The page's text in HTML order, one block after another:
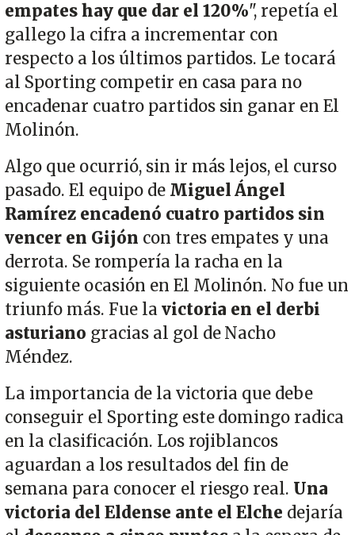
empates hay que dar el 120%", repetía el
gallego la cifra a incrementar con
respecto a los últimos partidos. Le tocará
al Sporting competir en casa para no
encadenar cuatro partidos sin ganar en El
Molinón.
Algo que ocurrió, sin ir más lejos, el curso
pasado. El equipo de Miguel Ángel
Ramírez encadenó cuatro partidos sin
vencer en Gijón con tres empates y una
derrota. Se rompería la racha en la
siguiente ocasión en El Molinón. No fue un
triunfo más. Fue lavictoria en el derbi
asturiano gracias al gol de Nacho
Méndez.
La importancia de la victoria que debe
conseguir el Sporting este domingo radica
en la clasificación. Los rojiblancos
aguardan a los resultados del fin de
semana para conocer el riesgo real. Una
victoria del Eldense ante el Elche dejaría